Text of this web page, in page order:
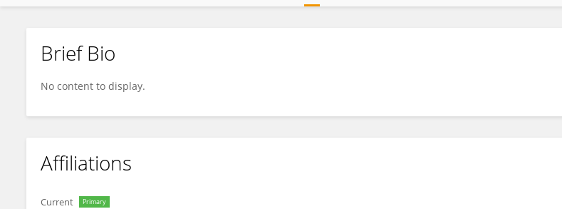
Latifa Elhachimi
Brief Bio
No content to display.
Affiliations
Current Primary